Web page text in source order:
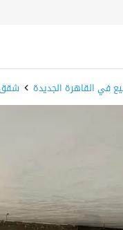
في القاهرة الجديدة شقق